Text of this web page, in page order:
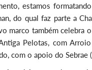
estamos
do qual faz parte a
marco também celebra
Pelotas, com
com o apoio do Sebrae